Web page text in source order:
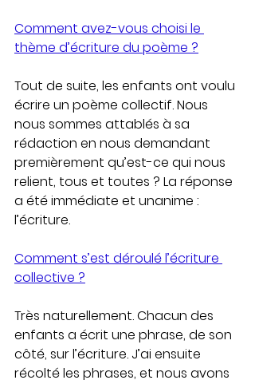
Comment avez-vous choisi le
thème d’écriture du poème ?
Tout de suite, les enfants ont voulu
écrire un poème collectif. Nous
nous sommes attablés à sa
rédaction en nous demandant
premièrement qu’est-ce qui nous
relient, tous et toutes ? La réponse
a été immédiate et unanime :
l’écriture.
Comment s’est déroulé l’écriture
collective ?
Très naturellement. Chacun des
enfants a écrit une phrase, de son
côté, sur l’écriture. J’ai ensuite
récolté les phrases, et nous avons